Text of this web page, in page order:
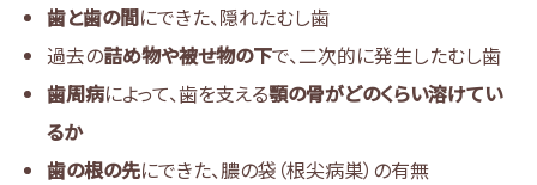
歯と歯の間にできた、隠れたむし歯
過去の詰め物や被せ物の下で、二次的に発生したむし歯
歯周病によって、歯を支える顎の骨がどのくらい溶けてい
るか
歯の根の先にできた、膿の袋（根尖病巣）の有無